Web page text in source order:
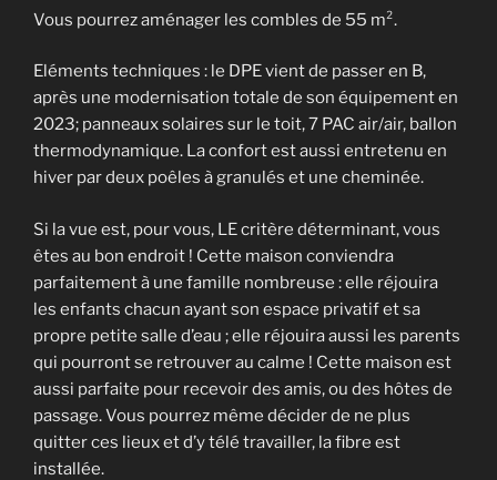
Vous pourrez aménager les combles de 55 m².
Eléments techniques : le DPE vient de passer en B,
après une modernisation totale de son équipement en
2023; panneaux solaires sur le toit, 7 PAC air/air, ballon
thermodynamique. La confort est aussi entretenu en
hiver par deux poêles à granulés et une cheminée.
Si la vue est, pour vous, LE critère déterminant, vous
êtes au bon endroit ! Cette maison conviendra
parfaitement à une famille nombreuse : elle réjouira
les enfants chacun ayant son espace privatif et sa
propre petite salle d’eau ; elle réjouira aussi les parents
qui pourront se retrouver au calme ! Cette maison est
aussi parfaite pour recevoir des amis, ou des hôtes de
passage. Vous pourrez même décider de ne plus
quitter ces lieux et d’y télé travailler, la fibre est
installée.